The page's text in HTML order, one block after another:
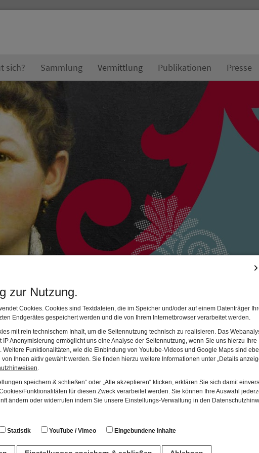
zur Nutzung.
Cookies. Cookies sind Textdateien, die im Speicher und/oder auf einem Datenträger
Endgerätes gespeichert werden und die von Ihrem Internetbrowser verarbeitet werden.
mit rein technischem Inhalt, um die Seitennutzung technisch zu realisieren. Das
IP Anonymisierung ermöglicht uns eine Analyse der Seitennutzung, wenn Sie uns hierzu Ihre
Weitere Funktionalitäten, wie die Einbindung von Youtube-Videos und Google Maps sind
Ihnen aktiv gewählt werden. Sie finden hierzu weitere Informationen unter „Details
speichern & schließen“ oder „Alle akzeptieren“ klicken, erklären Sie sich damit
Funktionalitäten für diesen Zweck verarbeitet werden. Sie können Ihre Auswahl
ändern oder widerrufen indem Sie unsere Einstellungs-Verwaltung in den
Statistik YouTube / Vimeo Eingebundene Inhalte
sich? Sammlung Vermittlung Publikationen Presse
Macht Wege
Salzstraße begann die Stadtwerdung Landsbergs im hohen Mittelalter. Mit
Wachstum, aber auch Krisenzeiten. Welche Berufe gab es im
in unsere Sprache, in Redewendungen und Märchen.
Klasse 3 bis 7
Stunden
5 Euro
Sie Ihre Gruppe direkt über unserBuchungsformularan.
Informationen oder telefonische Anmeldungen melden Sie sich bitte